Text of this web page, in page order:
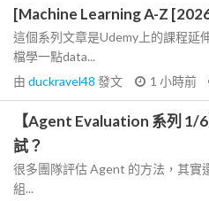
[Machine Learning A-Z
這個系列文章是Udemy上的課程延
檔學一點data...
由 duckravel48 發文 1 小時前
【Agent Evaluation 系列 1/
試？
很多團隊評估 Agent 的方法，其實
組...